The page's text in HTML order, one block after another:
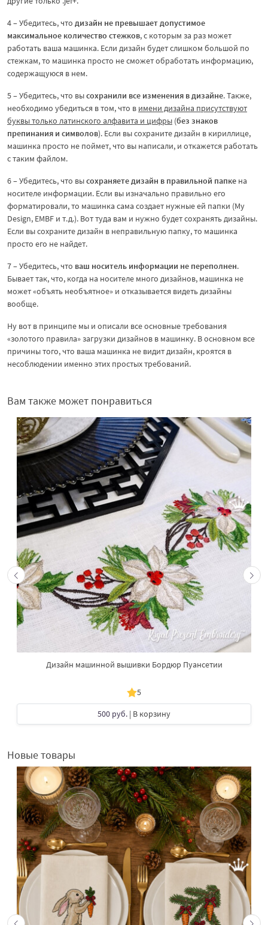
4 – Убедитесь, что дизайн не превышает допустимое
максимальное количество стежков, с которым за раз может
работать ваша машинка. Если дизайн будет слишком большой по
стежкам, то машинка просто не сможет обработать информацию,
содержащуюся в нем.
5 – Убедитесь, что высохранили все изменения в дизайне. Также,
необходимо убедиться в том, что в имени дизайна присутствуют
буквы только латинского алфавита и цифры (без знаков
препинания и символов). Если вы сохраните дизайн в кириллице,
машинка просто не поймет, что вы написали, и откажется работать
с таким файлом.
6 – Убедитесь, что высохраняете дизайн в правильной папке на
носителе информации. Если вы изначально правильно его
форматировали, то машинка сама создает нужные ей папки (My
Design, EMBF и т.д.). Вот туда вам и нужно будет сохранять дизайны.
Если вы сохраните дизайн в неправильную папку, то машинка
просто его не найдет.
7 – Убедитесь, что ваш носитель информации не переполнен.
Бывает так, что, когда на носителе много дизайнов, машинка не
может «объять необъятное» и отказывается видеть дизайны
вообще.
Ну вот в принципе мы и описали все основные требования
«золотого правила» загрузки дизайнов в машинку. В основном все
причины того, что ваша машинка не видит дизайн, кроятся в
несоблюдении именно этих простых требований.
Вам также может понравиться
Дизайн машинной вышивки Бордюр Пуансетии
5
500 руб. | В корзину
Новые товары